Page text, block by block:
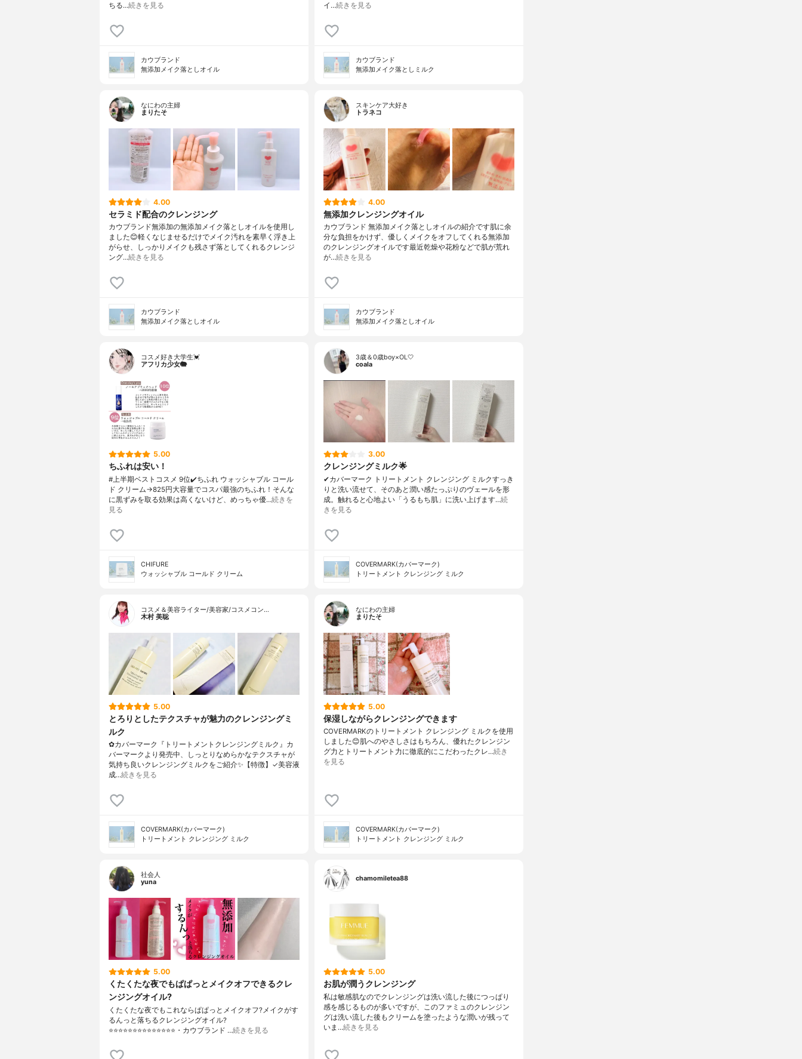
ちる…続きを見る
カウブランド
無添加メイク落としオイル
イ…続きを見る
カウブランド
無添加メイク落としミルク
なにわの主婦
まりたそ
4.00
セラミド配合のクレンジング
カウブランド無添加の無添加メイク落としオイルを使用し
ました😊軽くなじませるだけでメイク汚れを素早く浮き上
がらせ、しっかりメイクも残さず落としてくれるクレンジ
ング…続きを見る
カウブランド
無添加メイク落としオイル
スキンケア大好き
トラネコ
4.00
無添加クレンジングオイル
カウブランド 無添加メイク落としオイルの紹介です肌に余
分な負担をかけず、優しくメイクをオフしてくれる無添加
のクレンジングオイルです最近乾燥や花粉などで肌が荒れ
が…続きを見る
カウブランド
無添加メイク落としオイル
コスメ好き大学生💓
アフリカ少女🐘
5.00
ちふれは安い！
#上半期ベストコスメ 9位✔️ちふれ ウォッシャブル コール
ド クリーム→825円大容量でコスパ最強のちふれ！そんな
に黒ずみを取る効果は高くないけど、めっちゃ優…続きを
見る
CHIFURE
ウォッシャブル コールド クリーム
3歳＆0歳boy×OL🤍
coala
3.00
クレンジングミルク🌟
✔︎カバーマーク トリートメント クレンジング ミルクすっき
りと洗い流せて、そのあと潤い感たっぷりのヴェールを形
成。触れると心地よい「うるもち肌」に洗い上げます…続
きを見る
COVERMARK(カバーマーク)
トリートメント クレンジング ミルク
コスメ＆美容ライター/美容家/コスメコン…
木村 美聡
5.00
とろりとしたテクスチャが魅力のクレンジングミ
ルク
✿カバーマーク『トリートメントクレンジングミルク』カ
バーマークより発売中、しっとりなめらかなテクスチャが
気持ち良いクレンジングミルクをご紹介✨【特徴】✓美容液
成…続きを見る
COVERMARK(カバーマーク)
トリートメント クレンジング ミルク
なにわの主婦
まりたそ
5.00
保湿しながらクレンジングできます
COVERMARKのトリートメント クレンジング ミルクを使用
しました😊肌へのやさしさはもちろん、優れたクレンジン
グ力とトリートメント力に徹底的にこだわったクレ…続き
を見る
COVERMARK(カバーマーク)
トリートメント クレンジング ミルク
社会人
yuna
5.00
くたくたな夜でもぱぱっとメイクオフできるクレ
ンジングオイル?
くたくたな夜でもこれならぱぱっとメイクオフ?メイクがす
るんっと落ちるクレンジングオイル?
⭐️⭐️⭐️⭐️⭐️⭐️⭐️⭐️⭐️⭐️⭐️⭐️⭐️⭐️・カウブランド …続きを見る
chamomiletea88
5.00
お肌が潤うクレンジング
私は敏感肌なのでクレンジングは洗い流した後につっぱり
感を感じるものが多いですが、このファミュのクレンジン
グは洗い流した後もクリームを塗ったような潤いが残って
いま…続きを見る